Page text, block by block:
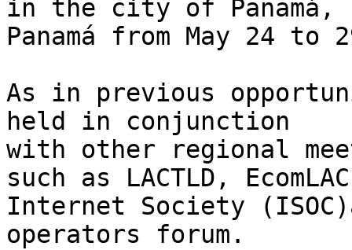
in the city of Panamá,
Panamá from May 24 to
As in previous
held in conjunction
with other regional
such as LACTLD,
Internet Society
operators forum.